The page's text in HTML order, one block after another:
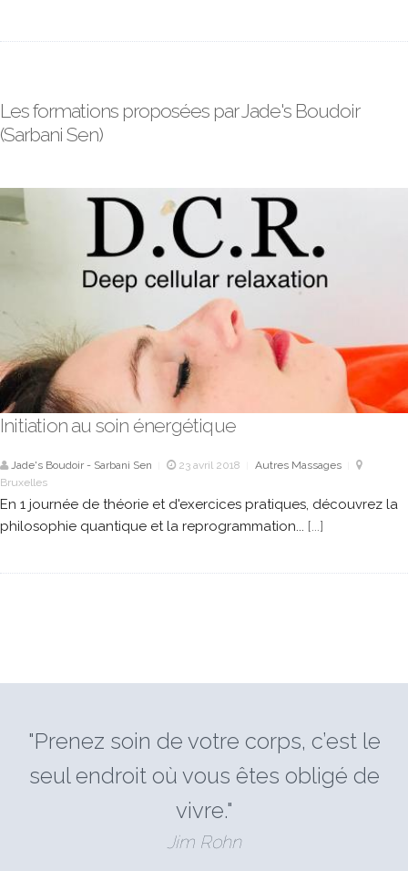
Les formations proposées par Jade's Boudoir
(Sarbani Sen)
Initiation au soin énergétique
Jade's Boudoir - Sarbani Sen 23 avril 2018 Autres Massages
Bruxelles
En 1 journée de théorie et d'exercices pratiques, découvrez la
philosophie quantique et la reprogrammation... [...]
"Prenez soin de votre corps, c’est le
seul endroit où vous êtes obligé de
vivre."
Jim Rohn